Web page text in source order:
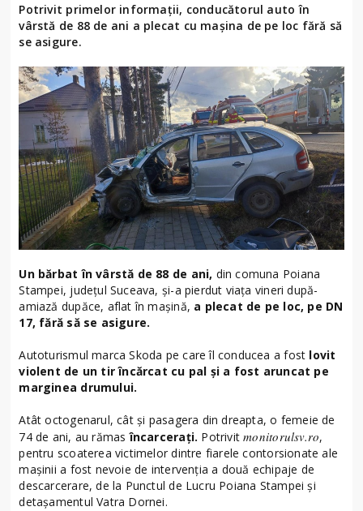
Potrivit primelor informații, conducătorul auto în
vârstă de 88 de ani a plecat cu mașina de pe loc fără să
se asigure.
Un bărbat în vârstă de 88 de ani, din comuna Poiana
Stampei, județul Suceava, și-a pierdut viața vineri după-
amiază dupăce, aflat în mașină, a plecat de pe loc, pe DN
17, fără să se asigure.
Autoturismul marca Skoda pe care îl conducea a fost lovit
violent de un tir încărcat cu pal și a fost aruncat pe
marginea drumului.
Atât octogenarul, cât și pasagera din dreapta, o femeie de
74 de ani, au rămasîncarcerați. Potrivitmonitorulsv.ro,
pentru scoaterea victimelor dintre fiarele contorsionate ale
mașinii a fost nevoie de intervenția a două echipaje de
descarcerare, de la Punctul de Lucru Poiana Stampei și
detașamentul Vatra Dornei.